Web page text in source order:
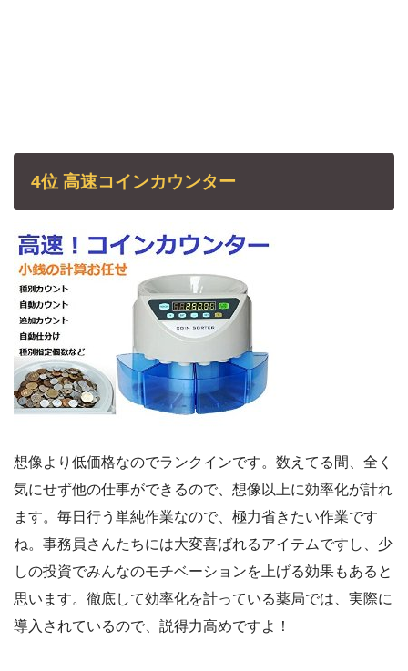
4位 高速コインカウンター
想像より低価格なのでランクインです。数えてる間、全く
気にせず他の仕事ができるので、想像以上に効率化が計れ
ます。毎日行う単純作業なので、極力省きたい作業です
ね。事務員さんたちには大変喜ばれるアイテムですし、少
しの投資でみんなのモチベーションを上げる効果もあると
思います。徹底して効率化を計っている薬局では、実際に
導入されているので、説得力高めですよ！